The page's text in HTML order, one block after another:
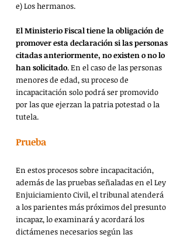
e) Los hermanos.
El Ministerio Fiscal tiene la obligación de
promover esta declaración si las personas
citadas anteriormente, no existen o no lo
han solicitado. En el caso de las personas
menores de edad, su proceso de
incapacitación solo podrá ser promovido
por las que ejerzan la patria potestad o la
tutela.
Prueba
En estos procesos sobre incapacitación,
además de las pruebas señaladas en el Ley
Enjuiciamiento Civil, el tribunal atenderá
a los parientes más próximos del presunto
incapaz, lo examinará y acordará los
dictámenes necesarios según las